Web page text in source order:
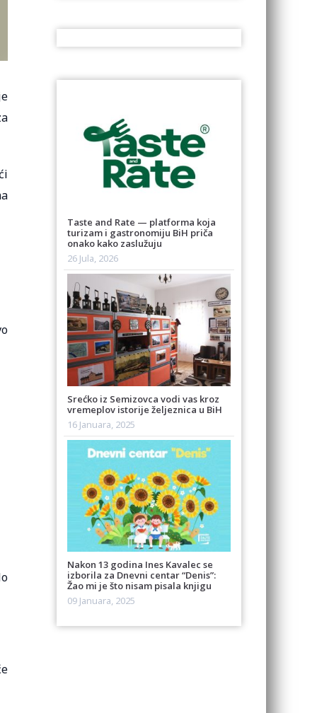
Taste and Rate — platforma koja
turizam i gastronomiju BiH priča
onako kako zaslužuju
26 Jula, 2026
Srećko iz Semizovca vodi vas kroz
vremeplov istorije željeznica u BiH
16 Januara, 2025
Nakon 13 godina Ines Kavalec se
izborila za Dnevni centar “Denis”:
Žao mi je što nisam pisala knjigu
09 Januara, 2025